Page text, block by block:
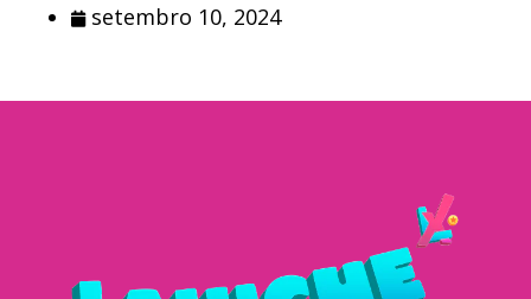
setembro 10, 2024